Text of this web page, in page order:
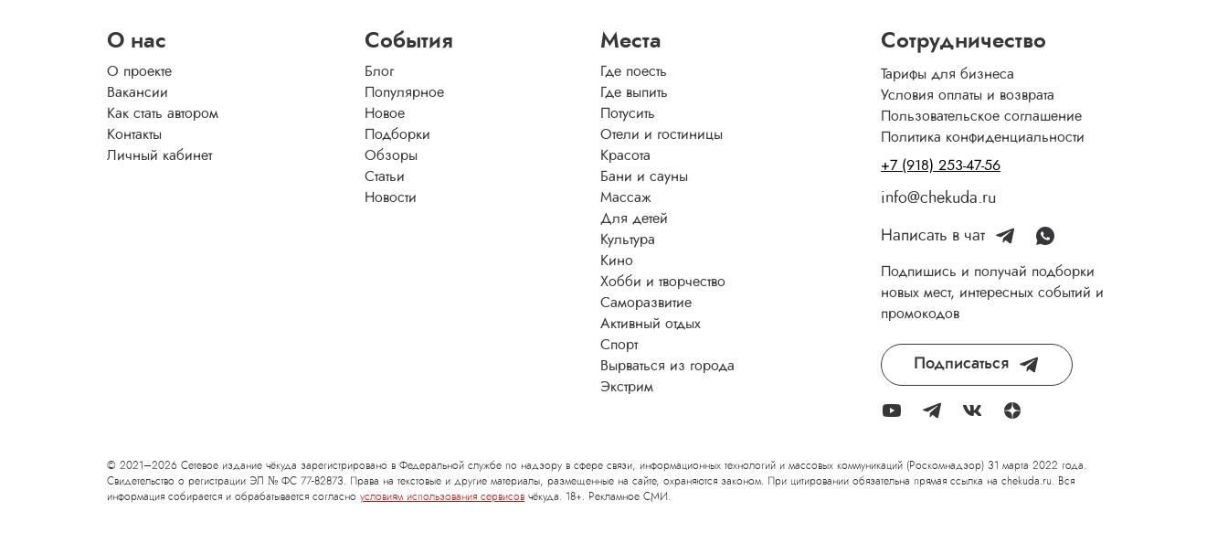
О нас
О проекте
Вакансии
Как стать автором
Контакты
Личный кабинет
События
Блог
Популярное
Новое
Подборки
Обзоры
Статьи
Новости
Места
Где поесть
Где выпить
Потусить
Отели и гостиницы
Красота
Бани и сауны
Массаж
Для детей
Культура
Кино
Хобби и творчество
Саморазвитие
Активный отдых
Спорт
Вырваться из города
Экстрим
Сотрудничество
Тарифы для бизнеса
Условия оплаты и возврата
Пользовательское соглашение
Политика конфиденциальности
+7 (918) 253-47-56
info@chekuda.ru
Написать в чат
Подпишись и получай подборки
новых мест, интересных событий и
промокодов
Подписаться
© 2021–2026 Сетевое издание чёкуда зарегистрировано в Федеральной службе по надзору в сфере связи, информационных технологий и массовых коммуникаций (Роскомнадзор) 31 марта 2022 года.
Свидетельство о регистрации ЭЛ № ФС 77-82873. Права на текстовые и другие материалы, размещенные на сайте, охраняются законом. При цитировании обязательна прямая ссылка на chekuda.ru. Вся
информация собирается и обрабатывается согласно условиям использования сервисов чёкуда. 18+. Рекламное СМИ.